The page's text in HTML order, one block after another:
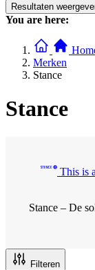
Resultaten
You are here:
Merken
Stance
Stance
This is
Stance – De
Filteren